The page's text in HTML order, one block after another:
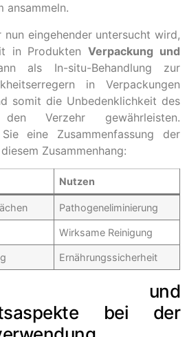
ansammeln.
eingehender untersucht wird,
in ProduktenVerpackung und
als In-situ-Behandlung zur
in Verpackungen
somit die Unbedenklichkeit des
Verzehr gewährleisten.
eine Zusammenfassung der
Zusammenhang:
Nutzen
Pathogeneliminierung
Wirksame Reinigung
Ernährungssicherheit
und
bei der